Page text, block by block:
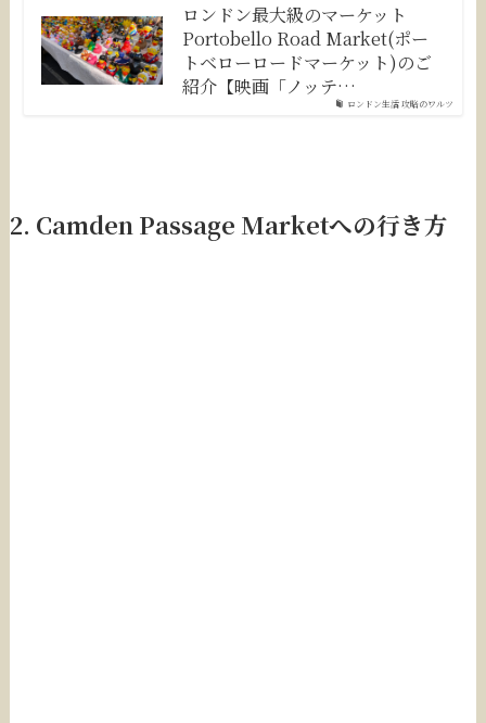
ロンドン生活 攻略のワルツ
ロンドン最大級のマーケット
Portobello Road Market(ポー
トベローロードマーケット)のご
紹介【映画「ノッテ…
2. Camden Passage Marketへの行き方